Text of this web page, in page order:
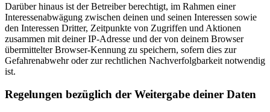
Darüber hinaus ist der Betreiber berechtigt, im Rahmen einer
Interessenabwägung zwischen deinen und seinen Interessen sowie
den Interessen Dritter, Zeitpunkte von Zugriffen und Aktionen
zusammen mit deiner IP-Adresse und der von deinem Browser
übermittelter Browser-Kennung zu speichern, sofern dies zur
Gefahrenabwehr oder zur rechtlichen Nachverfolgbarkeit notwendig
ist.
Regelungen bezüglich der Weitergabe deiner Daten